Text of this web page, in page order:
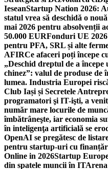
IeseanStartup Nation 2026:
statul vrea să deschidă o
mai 2026 pentru absolvenții
50.000 EURFonduri UE
pentru PFA, SRL și alte
AFIRCe afaceri poți începe
„Deschid dreptul de a începe
chinez”: valul de produse de
lumea. Industria Europei
Club Iași și Secretele
programatori şi IT-işti, a
număr mare locurile de
îmbătrâneşte, iar economia
în inteligenţa artificială se
OpenAI se pregătesc de
pentru startup-uri cu
Online in 2026Startup
din spatele muncii în IT